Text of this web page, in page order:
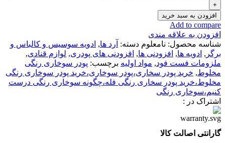
افزودن به سبد خرید
Add to compare
افزودن به علاقه مندی
شناسه محصول: نامعلوم دسته: آرد ها, ادویه سوسیس و کالباس و
برگر , ادویه ها, افزودنی ها, افزودنی های پودری, لوازم قنادی,
ملزومات فست فود, مواد اولیه برچسب: پودر سوخاری رنگی
مخلوط, خرید پودر سخاری،پودر سوخاری،خرید پودر سوخاری رنگی
مخلوط،خرید پودر سخاری رنگی فله،چگونه سوخاری رنگی درست
کنیم،سوخاری رنگی
اشتراک در :
گارانتی اصالت کالا